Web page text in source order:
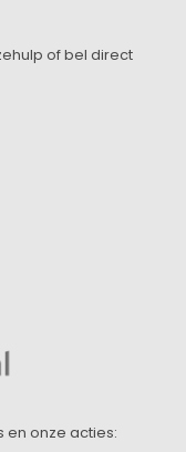
of bel direct
en onze acties: